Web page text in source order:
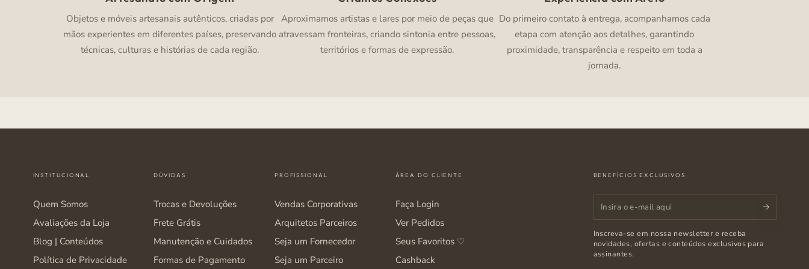
Objetos e móveis artesanais autênticos, criadas por
mãos experientes em diferentes países, preservando
técnicas, culturas e histórias de cada região.
Aproximamos artistas e lares por meio de peças que
atravessam fronteiras, criando sintonia entre pessoas,
territórios e formas de expressão.
Do primeiro contato à entrega, acompanhamos cada
etapa com atenção aos detalhes, garantindo
proximidade, transparência e respeito em toda a
jornada.
INSTITUCIONAL
Quem Somos
Avaliações da Loja
Blog | Conteúdos
Política de Privacidade
DÚVIDAS
Trocas e Devoluções
Frete Grátis
Manutenção e Cuidados
Formas de Pagamento
PROFISSIONAL
Vendas Corporativas
Arquitetos Parceiros
Seja um Fornecedor
Seja um Parceiro
ÁREA DO CLIENTE
Faça Login
Ver Pedidos
Seus Favoritos ♡
Cashback
BENEFÍCIOS EXCLUSIVOS
Insira
o
e-
mail
Inscreva-se em nossa newsletter e receba
novidades, ofertas e conteúdos exclusivos para
assinantes.